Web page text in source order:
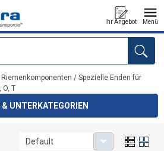
Ihr Angebot Menü
Riemenkomponenten / Spezielle Enden für
O, T
& UNTERKATEGORIEN
Default